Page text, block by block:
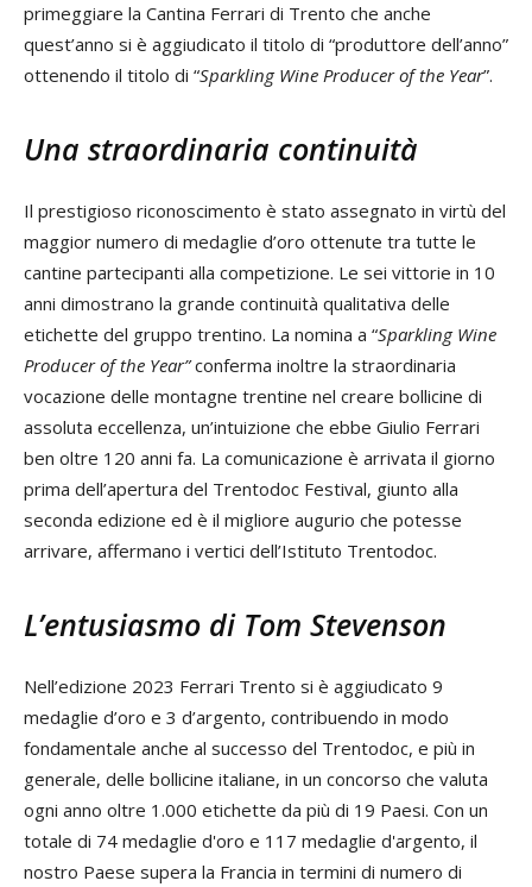
primeggiare la Cantina Ferrari di Trento che anche
quest’anno si è aggiudicato il titolo di “produttore dell’anno”
ottenendo il titolo di “Sparkling Wine Producer of the Year”.
Una straordinaria continuità
Il prestigioso riconoscimento è stato assegnato in virtù del
maggior numero di medaglie d’oro ottenute tra tutte le
cantine partecipanti alla competizione. Le sei vittorie in 10
anni dimostrano la grande continuità qualitativa delle
etichette del gruppo trentino. La nomina a “Sparkling Wine
Producer of the Year”conferma inoltre la straordinaria
vocazione delle montagne trentine nel creare bollicine di
assoluta eccellenza, un’intuizione che ebbe Giulio Ferrari
ben oltre 120 anni fa. La comunicazione è arrivata il giorno
prima dell’apertura del Trentodoc Festival, giunto alla
seconda edizione ed è il migliore augurio che potesse
arrivare, affermano i vertici dell’Istituto Trentodoc.
L’entusiasmo di Tom Stevenson
Nell’edizione 2023 Ferrari Trento si è aggiudicato 9
medaglie d’oro e 3 d’argento, contribuendo in modo
fondamentale anche al successo del Trentodoc, e più in
generale, delle bollicine italiane, in un concorso che valuta
ogni anno oltre 1.000 etichette da più di 19 Paesi. Con un
totale di 74 medaglie d'oro e 117 medaglie d'argento, il
nostro Paese supera la Francia in termini di numero di